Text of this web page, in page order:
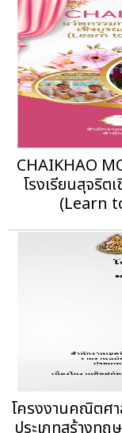
CHAIKHAO
โรงเรียนสุจริ
(Learn
โครงงานคณิตศา
ประเภทสร้างท